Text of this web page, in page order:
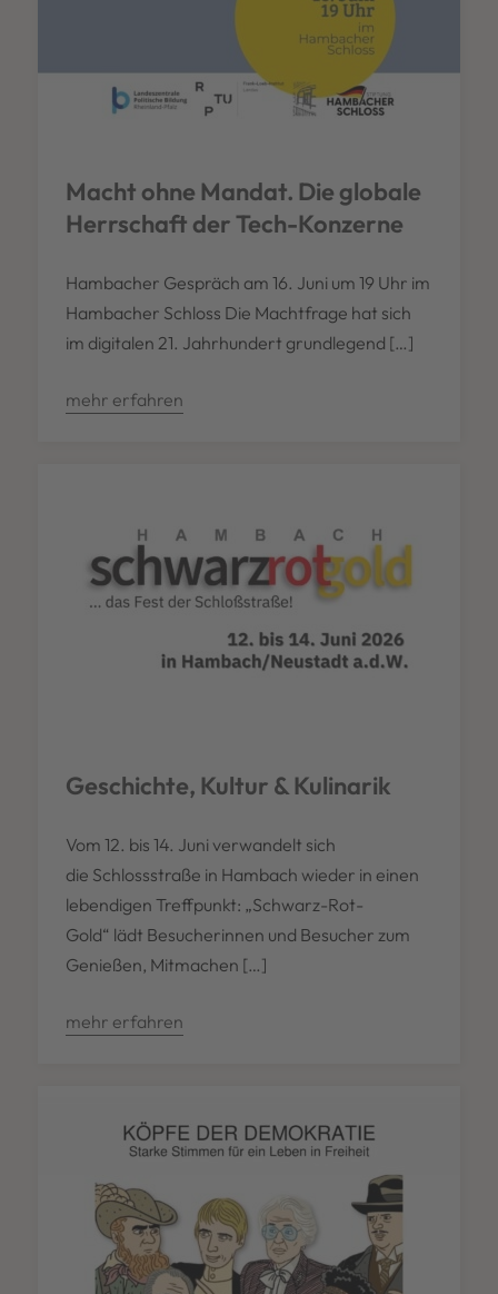
Macht ohne Mandat. Die globale
Herrschaft der Tech-Konzerne
Hambacher Gespräch am 16. Juni um 19 Uhr im
Hambacher Schloss Die Machtfrage hat sich
im digitalen 21. Jahrhundert grundlegend […]
mehr erfahren
Geschichte, Kultur & Kulinarik
Vom 12. bis 14. Juni verwandelt sich
die Schlossstraße in Hambach wieder in einen
lebendigen Treffpunkt: „Schwarz-Rot-
Gold“ lädt Besucherinnen und Besucher zum
Genießen, Mitmachen […]
mehr erfahren